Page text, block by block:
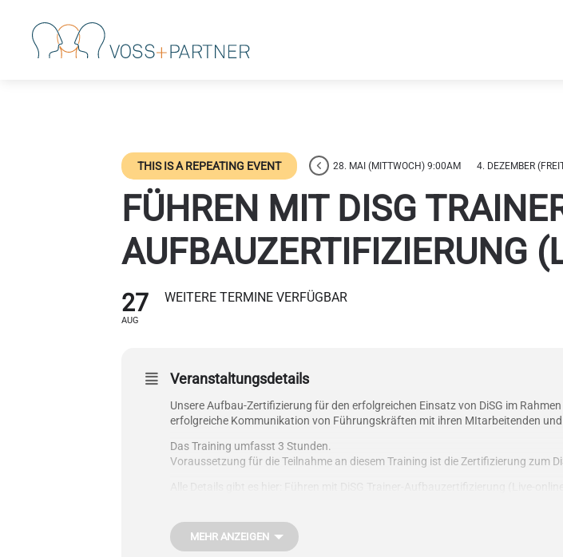
Skip to main content
THIS IS A REPEATING EVENT 28. MAI (MITTWOCH) 9:00AM 4. DEZEMBER
FÜHREN MIT DISG
AUFBAUZERTIFIZIERUNG
27
AUG
WEITERE TERMINE VERFÜGBAR
Veranstaltungsdetails
Unsere Aufbau-Zertifizierung für den erfolgreichen Einsatz von DiSG im
erfolgreiche Kommunikation von Führungskräften mit ihren MItarbeitenden
Das Training umfasst 3 Stunden.
Voraussetzung für die Teilnahme an diesem Training ist die Zertifizierung zum
MEHR ANZEIGEN